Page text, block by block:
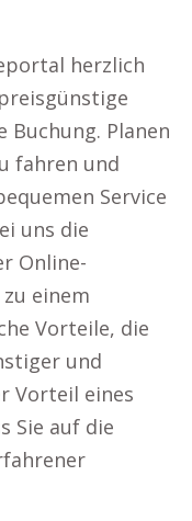
herzlich
Buchung. Planen
fahren und
Service
uns die
Online-
einem
Vorteile, die
und
Vorteil eines
Sie auf die